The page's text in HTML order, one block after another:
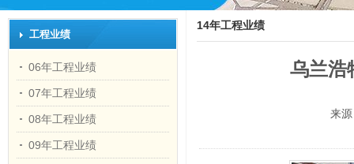
工程业绩
06年工程业绩
07年工程业绩
08年工程业绩
09年工程业绩
14年工程业绩
乌兰浩
来